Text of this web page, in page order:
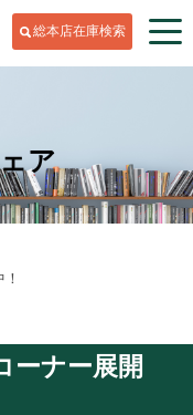
総本店在庫検索
ア
ーナー展開